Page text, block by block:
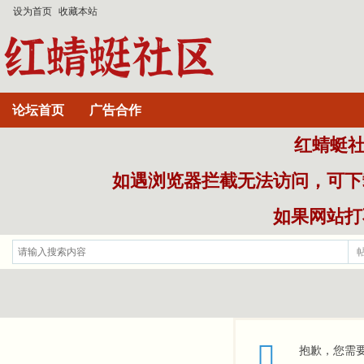
设为首页 收藏本站
论坛首页 广告合作
红蜻蜓
如遇浏览器拦截无法访问，可
如果网站
抱歉，您需